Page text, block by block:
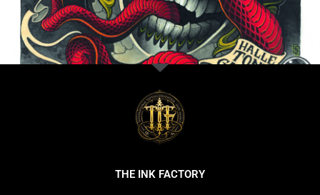
THE INK FACTORY